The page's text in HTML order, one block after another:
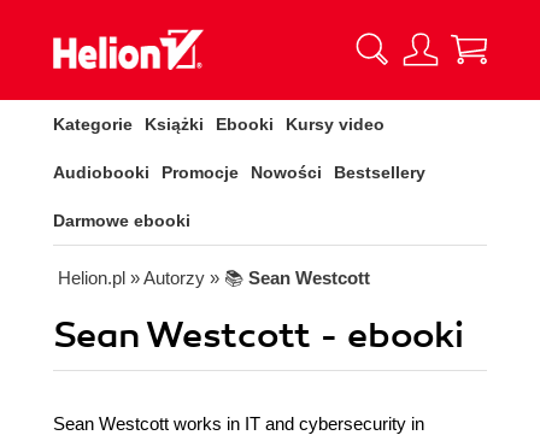
Kategorie Książki Ebooki Kursy video
Audiobooki Promocje Nowości Bestsellery
Darmowe ebooki
Helion.pl » Autorzy » 📚 Sean Westcott
Sean Westcott - ebooki
Sean Westcott works in IT and cybersecurity in